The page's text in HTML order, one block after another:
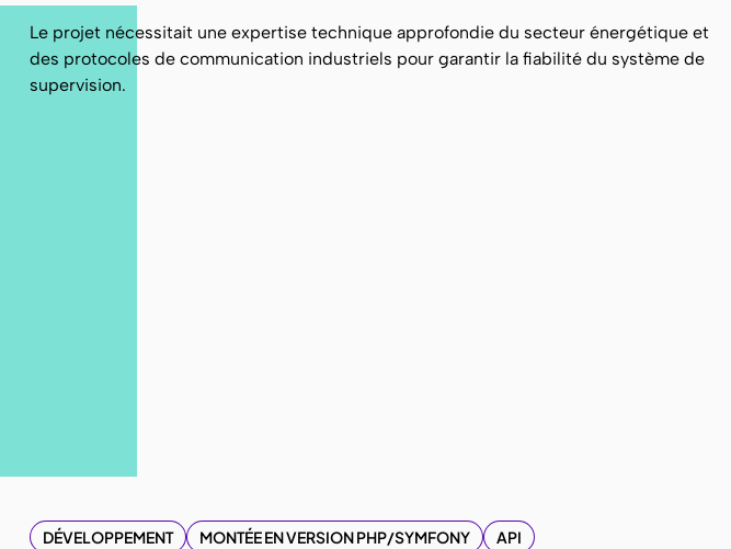
Le projet nécessitait une expertise technique approfondie du secteur énergétique et
des protocoles de communication industriels pour garantir la fiabilité du système de
supervision.
DÉVELOPPEMENT MONTÉE EN VERSION PHP/SYMFONY
API